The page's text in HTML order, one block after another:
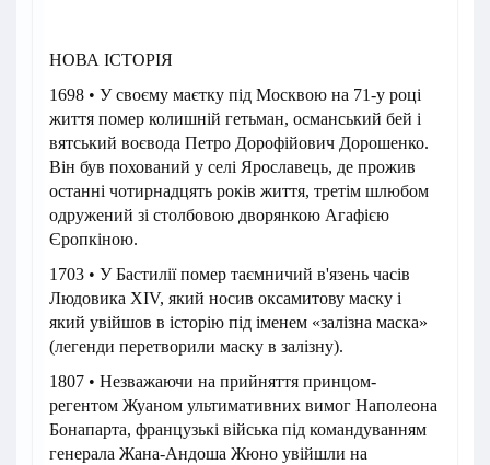
НОВА ІСТОРІЯ
1698 • У своєму маєтку під Москвою на 71-у році
життя помер колишній гетьман, османський бей і
вятський воєвода Петро Дорофійович Дорошенко.
Він був похований у селі Ярославець, де прожив
останні чотирнадцять років життя, третім шлюбом
одружений зі столбовою дворянкою Агафією
Єропкіною.
1703 • У Бастилії помер таємничий в'язень часів
Людовика XIV, який носив оксамитову маску і
який увійшов в історію під іменем «залізна маска»
(легенди перетворили маску в залізну).
1807 • Незважаючи на прийняття принцом-
регентом Жуаном ультимативних вимог Наполеона
Бонапарта, французькі війська під командуванням
генерала Жана-Андоша Жюно увійшли на